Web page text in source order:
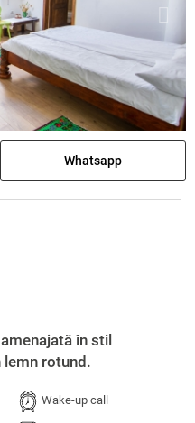
Whatsapp
în stil
rotund.
Wake-up call